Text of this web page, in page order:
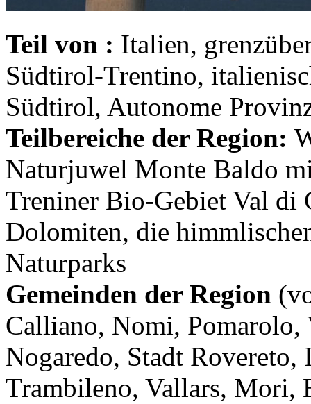
Teil von : Italien,
Südtirol-Trentino,
Südtirol, Autonome
Teilbereiche der Region:
Naturjuwel Monte Baldo
Treniner Bio-Gebiet Val di
Dolomiten, die
Naturparks
Gemeinden der Region
Calliano, Nomi,
Nogaredo, Stadt Rovereto,
Trambileno, Vallars, Mori,